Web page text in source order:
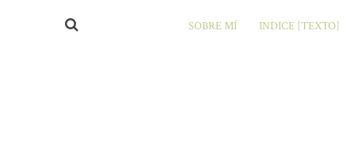
SOBRE MÍ INDICE [TEXTO]